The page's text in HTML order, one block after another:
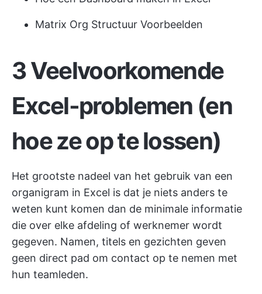
Matrix Org Structuur Voorbeelden
3 Veelvoorkomende
Excel-problemen (en
hoe ze op te lossen)
Het grootste nadeel van het gebruik van een
organigram in Excel is dat je niets anders te
weten kunt komen dan de minimale informatie
die over elke afdeling of werknemer wordt
gegeven. Namen, titels en gezichten geven
geen direct pad om contact op te nemen met
hun teamleden.